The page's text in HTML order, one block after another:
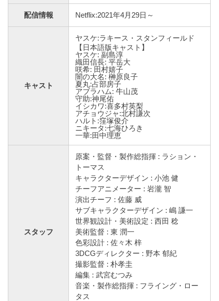
配信情報 Netflix:2021年4月29日～
キャスト
ヤスケ:ラキース・スタンフィールド
【日本語版キャスト】
ヤスケ: 副島淳
織田信長: 平岳大
咲希: 田村嬉子
闇の大名: 榊原良子
夏丸:占部房子
アブラハム: 牛山茂
守助:神尾佑
イシカワ:喜多村英梨
アチョウジャ:北村謙次
ハルト:窪塚俊介
ニキータ:七海ひろき
一華:田中理恵
スタッフ
原案・監督・製作総指揮 : ラション・
トーマス
キャラクターデザイン : 小池 健
チーフアニメーター : 岩瀧 智
演出チーフ : 佐藤 威
サブキャラクターデザイン : 嶋 謙一
世界観設計・美術設定 : 西田 稔
美術監督 : 東 潤一
色彩設計 : 佐々木 梓
3DCGディレクター : 野本 郁紀
撮影監督 : 朴孝圭
編集 : 武宮むつみ
音楽・製作総指揮 : フライング・ロー
タス